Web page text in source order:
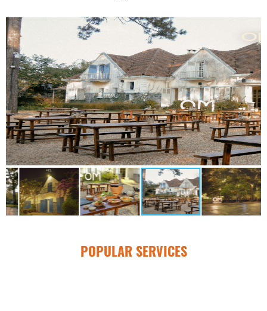
POPULAR SERVICES